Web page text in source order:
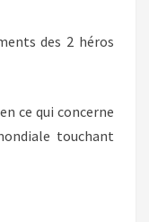
des 2 héros
ce qui concerne
touchant